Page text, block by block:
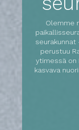
Olemme
seurakunnat
perustuu
ytimessä on
kasvava